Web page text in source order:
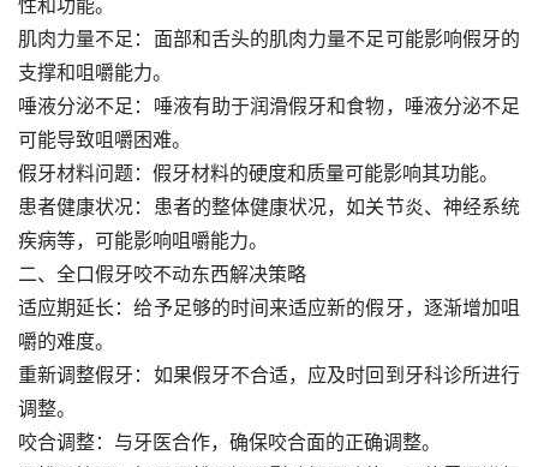
性和功能。
肌肉力量不足：面部和舌头的肌肉力量不足可能影响假牙的
支撑和咀嚼能力。
唾液分泌不足：唾液有助于润滑假牙和食物，唾液分泌不足
可能导致咀嚼困难。
假牙材料问题：假牙材料的硬度和质量可能影响其功能。
患者健康状况：患者的整体健康状况，如关节炎、神经系统
疾病等，可能影响咀嚼能力。
二、全口假牙咬不动东西解决策略
适应期延长：给予足够的时间来适应新的假牙，逐渐增加咀
嚼的难度。
重新调整假牙：如果假牙不合适，应及时回到牙科诊所进行
调整。
咬合调整：与牙医合作，确保咬合面的正确调整。